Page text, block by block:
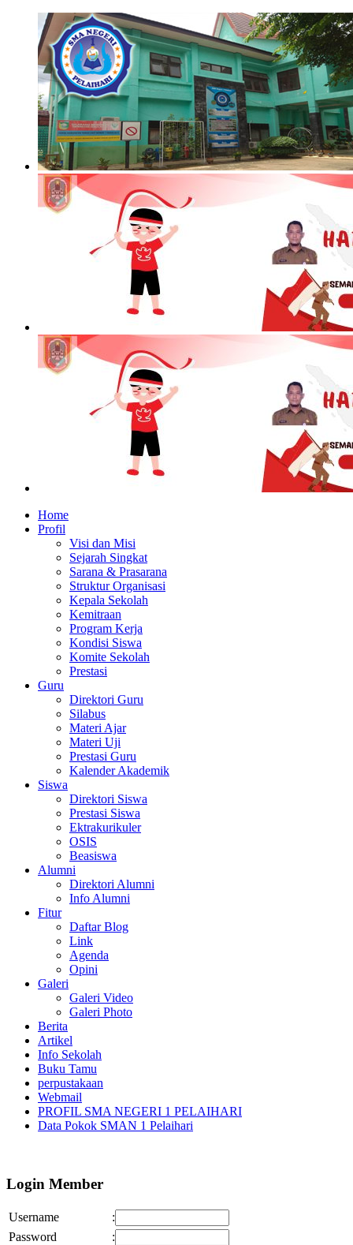
Home
Profil
Visi dan Misi
Sejarah Singkat
Sarana & Prasarana
Struktur Organisasi
Kepala Sekolah
Kemitraan
Program Kerja
Kondisi Siswa
Komite Sekolah
Prestasi
Guru
Direktori Guru
Silabus
Materi Ajar
Materi Uji
Prestasi Guru
Kalender Akademik
Siswa
Direktori Siswa
Prestasi Siswa
Ektrakurikuler
OSIS
Beasiswa
Alumni
Direktori Alumni
Info Alumni
Fitur
Daftar Blog
Link
Agenda
Opini
Galeri
Galeri Video
Galeri Photo
Berita
Artikel
Info Sekolah
Buku Tamu
perpustakaan
Webmail
PROFIL SMA NEGERI 1 PELAIHARI
Data Pokok SMAN 1 Pelaihari
Login Member
Username
:
Password
: